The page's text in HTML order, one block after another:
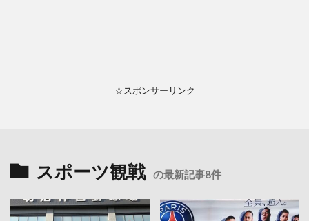
☆スポンサーリンク
スポーツ観戦 の最新記事8件